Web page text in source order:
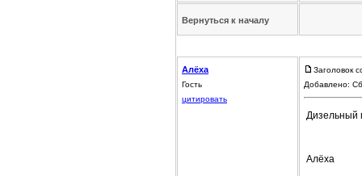
Вернуться к началу
Алёха
Гость
цитировать
Заголовок
Добавлено:
Дизельный
Алёха